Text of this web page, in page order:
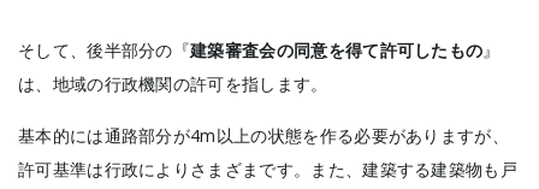
そして、後半部分の『建築審査会の同意を得て許可したもの』
は、地域の行政機関の許可を指します。
基本的には通路部分が4m以上の状態を作る必要がありますが、
許可基準は行政によりさまざまです。また、建築する建築物も戸